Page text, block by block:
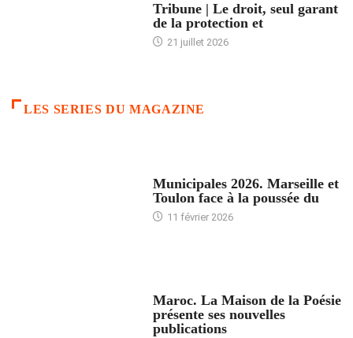
Tribune | Le droit, seul garant
de la protection et
21 juillet 2026
LES SERIES DU MAGAZINE
Municipales 2026. Marseille et
Toulon face à la poussée du
11 février 2026
Maroc. La Maison de la Poésie
présente ses nouvelles
publications